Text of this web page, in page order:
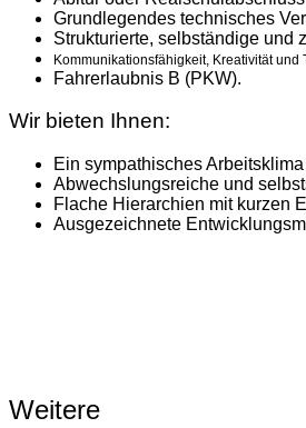
Grundlegendes technisches
Strukturierte, selbständige und
Kommunikationsfähigkeit, Kreativität und
Fahrerlaubnis B (PKW).
Wir bieten Ihnen:
Ein sympathisches
Abwechslungsreiche und
Flache Hierarchien mit kurzen
Ausgezeichnete
Weitere